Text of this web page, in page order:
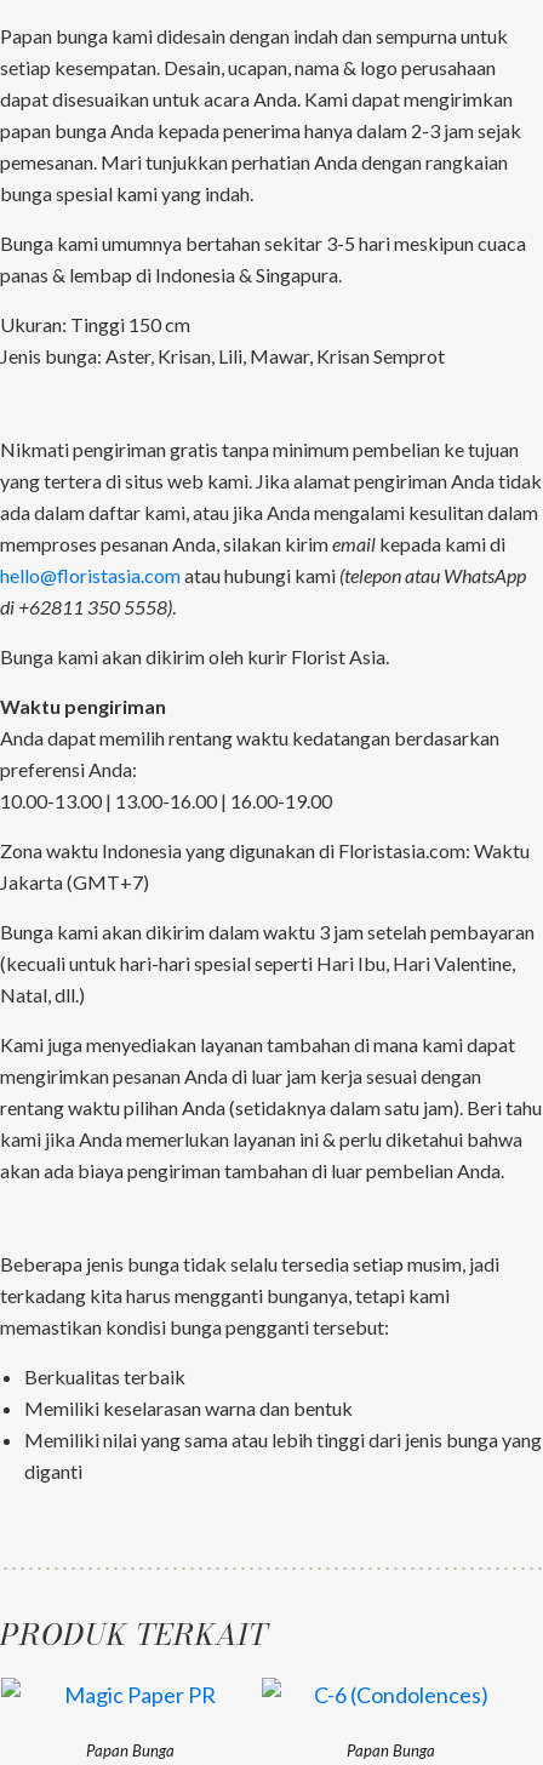
Papan bunga kami didesain dengan indah dan sempurna untuk
setiap kesempatan. Desain, ucapan, nama & logo perusahaan
dapat disesuaikan untuk acara Anda. Kami dapat mengirimkan
papan bunga Anda kepada penerima hanya dalam 2-3 jam sejak
pemesanan. Mari tunjukkan perhatian Anda dengan rangkaian
bunga spesial kami yang indah.
Bunga kami umumnya bertahan sekitar 3-5 hari meskipun cuaca
panas & lembap di Indonesia & Singapura.
Ukuran: Tinggi 150 cm
Jenis bunga: Aster, Krisan, Lili, Mawar, Krisan Semprot
Nikmati pengiriman gratis tanpa minimum pembelian ke tujuan
yang tertera di situs web kami. Jika alamat pengiriman Anda tidak
ada dalam daftar kami, atau jika Anda mengalami kesulitan dalam
memproses pesanan Anda, silakan kirimemail kepada kami di
hello@floristasia.comatau hubungi kami (telepon atau WhatsApp
di +62811 350 5558).
Bunga kami akan dikirim oleh kurir Florist Asia.
Waktu pengiriman
Anda dapat memilih rentang waktu kedatangan berdasarkan
preferensi Anda:
10.00-13.00 | 13.00-16.00 | 16.00-19.00
Zona waktu Indonesia yang digunakan di Floristasia.com: Waktu
Jakarta (GMT+7)
Bunga kami akan dikirim dalam waktu 3 jam setelah pembayaran
(kecuali untuk hari-hari spesial seperti Hari Ibu, Hari Valentine,
Natal, dll.)
Kami juga menyediakan layanan tambahan di mana kami dapat
mengirimkan pesanan Anda di luar jam kerja sesuai dengan
rentang waktu pilihan Anda (setidaknya dalam satu jam). Beri tahu
kami jika Anda memerlukan layanan ini & perlu diketahui bahwa
akan ada biaya pengiriman tambahan di luar pembelian Anda.
Beberapa jenis bunga tidak selalu tersedia setiap musim, jadi
terkadang kita harus mengganti bunganya, tetapi kami
memastikan kondisi bunga pengganti tersebut:
Berkualitas terbaik
Memiliki keselarasan warna dan bentuk
Memiliki nilai yang sama atau lebih tinggi dari jenis bunga yang
diganti
PRODUK TERKAIT
Papan Bunga Papan Bunga